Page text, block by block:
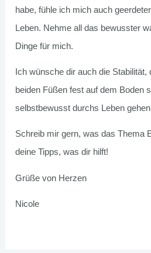
habe, fühle ich mich auch
Leben. Nehme all das bewusster
Dinge für mich.
Ich wünsche dir auch die
beiden Füßen fest auf dem Boden
selbstbewusst durchs Leben
Schreib mir gern, was das Thema
deine Tipps, was dir hilft!
Grüße von Herzen
Nicole